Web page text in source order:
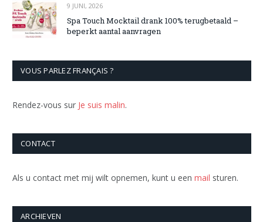
9 JUNI, 2026
Spa Touch Mocktail drank 100% terugbetaald –
beperkt aantal aanvragen
VOUS PARLEZ FRANÇAIS ?
Rendez-vous sur Je suis malin.
CONTACT
Als u contact met mij wilt opnemen, kunt u een mail sturen.
ARCHIEVEN